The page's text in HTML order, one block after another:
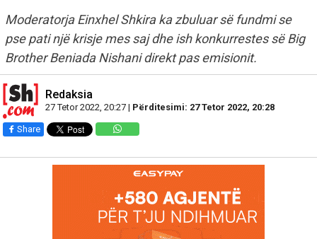
Moderatorja Einxhel Shkira ka zbuluar së fundmi se
pse pati një krisje mes saj dhe ish konkurrestes së Big
Brother Beniada Nishani direkt pas emisionit.
Redaksia
27 Tetor 2022, 20:27 | Përditesimi: 27 Tetor 2022, 20:28
Share